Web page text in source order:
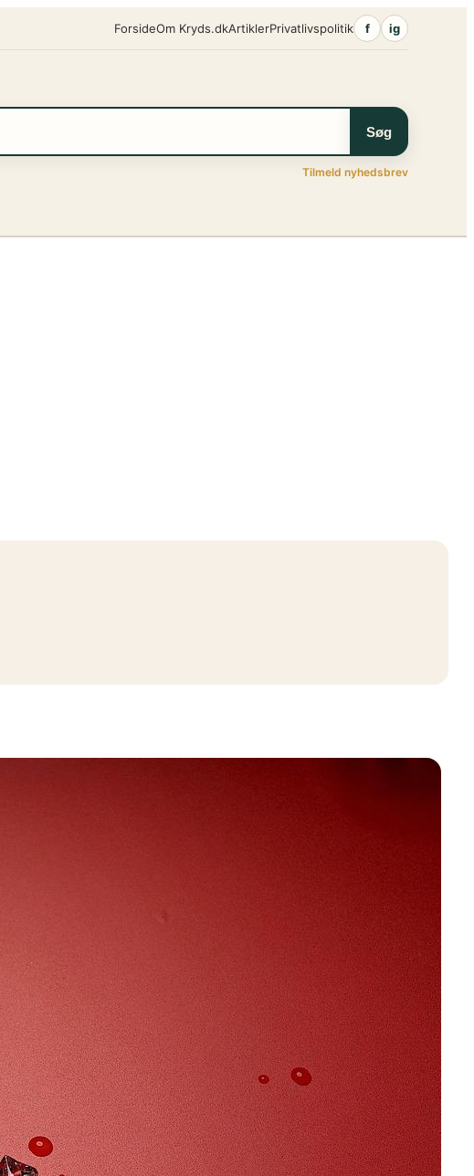
ForsideOm Kryds.dkArtiklerPrivatlivspolitik f ig
Søg
Tilmeld nyhedsbrev